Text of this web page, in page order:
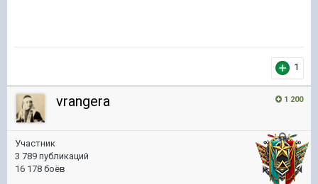
1
1 200
vrangera
Участник
3 789 публикаций
16 178 боёв